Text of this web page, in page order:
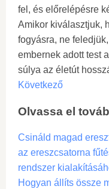
fel, és előrelépésre
Amikor kiválasztjuk,
fogyásra, ne
embernek adott test
súlya az életút
Következő
Olvassa el
Csináld magad
az ereszcsatorna
rendszer
Hogyan állíts össze